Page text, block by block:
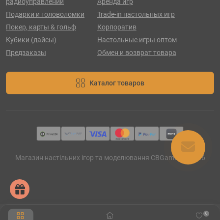
0
Подарки и головоломки
Покер, карты & гольф
Кубики (дайсы)
Предзаказы
Trade-in настольных игр
Корпоратив
Настольные игры оптом
Обмен и возврат товара
Каталог товаров
Магазин настільних ігор та моделювання CBGames © 2026